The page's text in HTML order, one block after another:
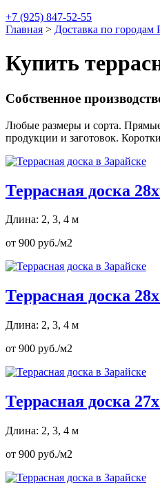
+7 (925) 847-52-55
Главная > Доставка по городам
Купить
Собственное
Любые размеры и сорта. Прямые
продукции и заготовок.
Террасная доска
Длина: 2, 3, 4 м
от 900 руб./м2
Террасная доска
Длина: 2, 3, 4 м
от 900 руб./м2
Террасная доска
Длина: 2, 3, 4 м
от 900 руб./м2